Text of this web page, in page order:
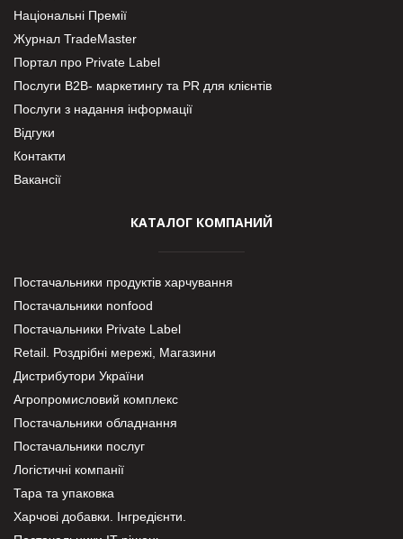
Національні Премії
Журнал TradeMaster
Портал про Private Label
Послуги В2В- маркетингу та PR для клієнтів
Послуги з надання інформації
Відгуки
Контакти
Вакансії
КАТАЛОГ КОМПАНИЙ
Постачальники продуктів харчування
Постачальники nonfood
Постачальники Private Label
Retail. Роздрібні мережі, Магазини
Дистрибутори України
Агропромисловий комплекс
Постачальники обладнання
Постачальники послуг
Логістичні компанії
Тара та упаковка
Харчові добавки. Інгредієнти.